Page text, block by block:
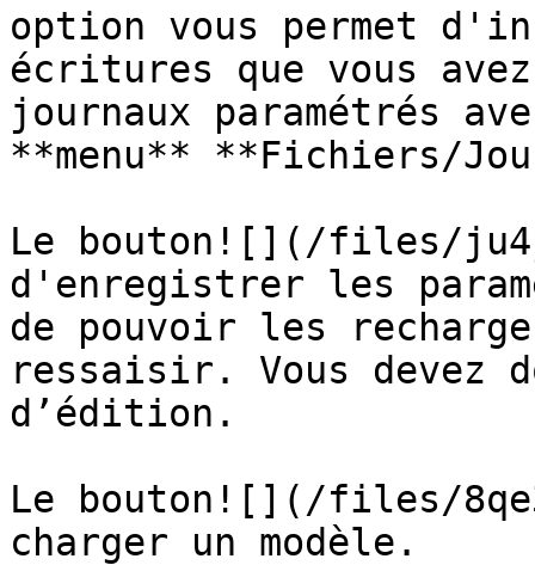
option vous permet
écritures que vous
journaux paramétrés
**menu** **Fichiers/
Le bouton![](/files/
d'enregistrer les
de pouvoir les
ressaisir. Vous devez
d’édition.
Le bouton![](/files/
charger un modèle.